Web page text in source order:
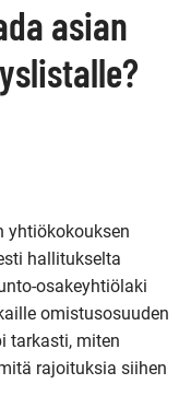
asian
yhtiökokouksen
hallitukselta
osakeyhtiölaki
omistusosuuden
tarkasti, miten
rajoituksia siihen